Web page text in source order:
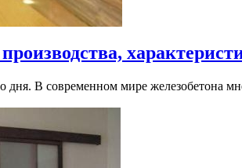
дня. В современном мире железобетона